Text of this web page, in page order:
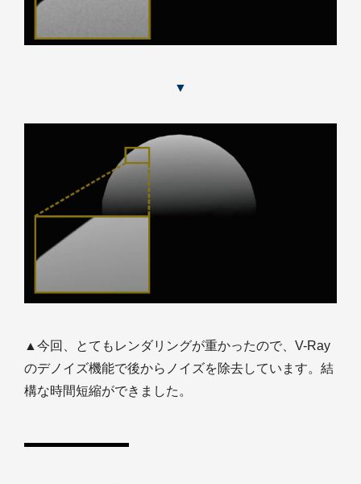
▼
▲今回、とてもレンダリングが重かったので、V-Ray
のデノイズ機能で後からノイズを除去しています。結
構な時間短縮ができました。